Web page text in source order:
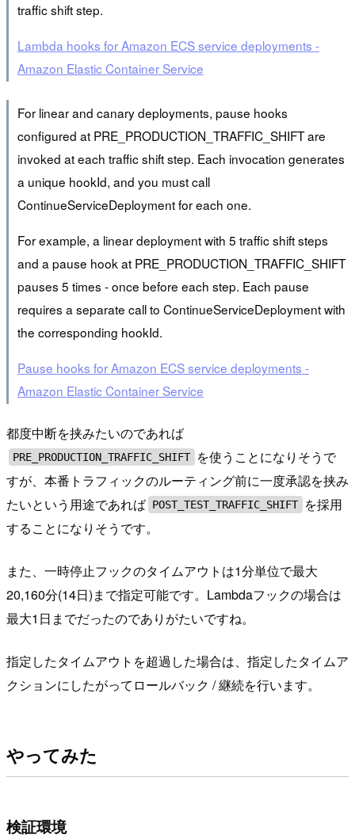
traffic shift step.
Lambda hooks for Amazon ECS service deployments -
Amazon Elastic Container Service
For linear and canary deployments, pause hooks
configured at PRE_PRODUCTION_TRAFFIC_SHIFT are
invoked at each traffic shift step. Each invocation generates
a unique hookId, and you must call
ContinueServiceDeployment for each one.
For example, a linear deployment with 5 traffic shift steps
and a pause hook at PRE_PRODUCTION_TRAFFIC_SHIFT
pauses 5 times - once before each step. Each pause
requires a separate call to ContinueServiceDeployment with
the corresponding hookId.
Pause hooks for Amazon ECS service deployments -
Amazon Elastic Container Service
都度中断を挟みたいのであれば
PRE_PRODUCTION_TRAFFIC_SHIFT
を使うことになりそうで
すが、本番トラフィックのルーティング前に一度承認を挟み
たいという用途であれば POST_TEST_TRAFFIC_SHIFT
を採用
することになりそうです。
また、一時停止フックのタイムアウトは1分単位で最大
20,160分(14日)まで指定可能です。Lambdaフックの場合は
最大1日までだったのでありがたいですね。
指定したタイムアウトを超過した場合は、指定したタイムア
クションにしたがってロールバック / 継続を行います。
やってみた
検証環境